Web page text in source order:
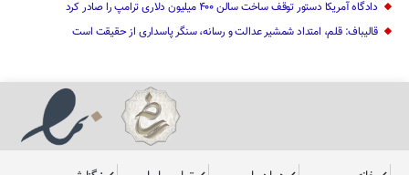
دادگاه آمریکا دستور توقف ساخت سالن ۴۰۰ میلیون دلاری ترامپ را صادر کرد
قالیباف: قلم، امتداد شمشیر عدالت و رسانه، سنگر پاسداری از حقیقت است